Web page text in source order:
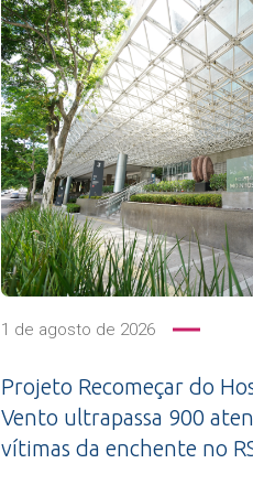
1 de agosto de 2026
Projeto Recomeçar do
Vento ultrapassa 900
vítimas da enchente no